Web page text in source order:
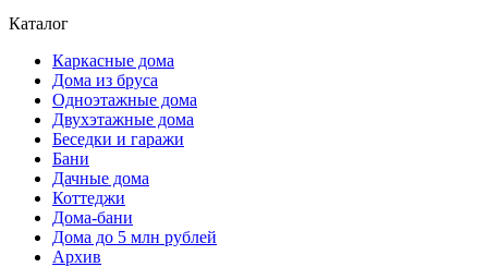
Каталог
Каркасные дома
Дома из бруса
Одноэтажные дома
Двухэтажные дома
Беседки и гаражи
Бани
Дачные дома
Коттеджи
Дома-бани
Дома до 5 млн рублей
Архив